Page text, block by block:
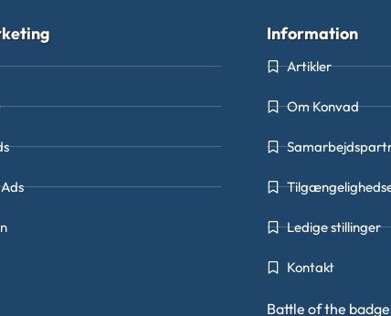
Information
Artikler
Om Konvad
Ledige stillinger
Kontakt
Battle of the